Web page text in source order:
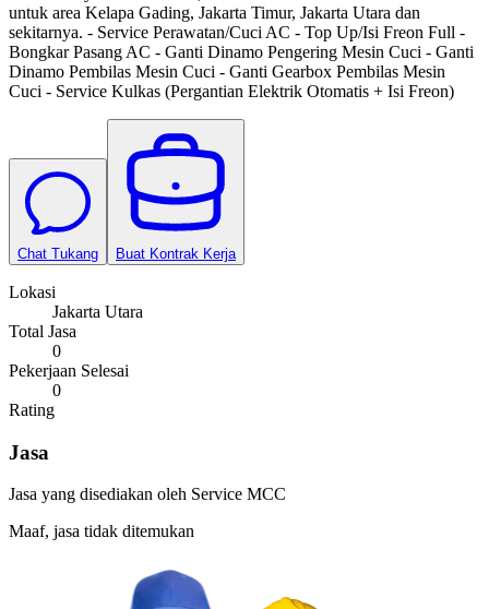
untuk area Kelapa Gading, Jakarta Timur, Jakarta Utara dan
sekitarnya. - Service Perawatan/Cuci AC - Top Up/Isi Freon Full -
Bongkar Pasang AC - Ganti Dinamo Pengering Mesin Cuci - Ganti
Dinamo Pembilas Mesin Cuci - Ganti Gearbox Pembilas Mesin
Cuci - Service Kulkas (Pergantian Elektrik Otomatis + Isi Freon)
Chat Tukang Buat Kontrak Kerja
Lokasi
Jakarta Utara
Total Jasa
0
Pekerjaan Selesai
0
Rating
Jasa
Jasa yang disediakan oleh Service MCC
Maaf, jasa tidak ditemukan